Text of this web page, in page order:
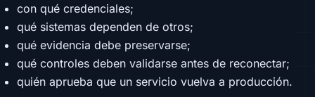
con qué credenciales;
qué sistemas dependen de otros;
qué evidencia debe preservarse;
qué controles deben validarse antes de reconectar;
quién aprueba que un servicio vuelva a producción.